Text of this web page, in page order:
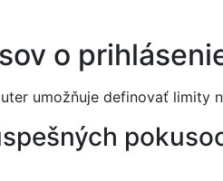
o
umožňuje definovať limity